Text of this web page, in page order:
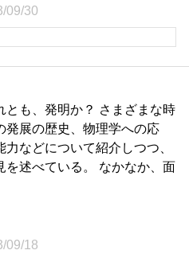
09/30
とも、発明か？ さまざまな時
発展の歴史、物理学への応
などについて紹介しつつ、
を述べている。 なかなか、面
09/18